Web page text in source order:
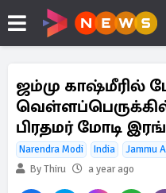
ஜம்மு காஷ்மீரில்
வெள்ளப்பெருக்கில்
பிரதமர் மோடி
Narendra Modi India
Jammu
By Thiru
a year ago